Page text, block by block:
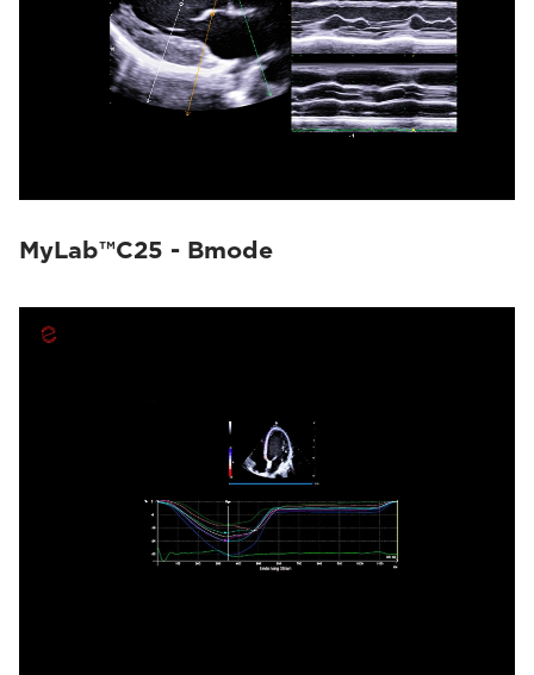
MyLab™C25 - Bmode